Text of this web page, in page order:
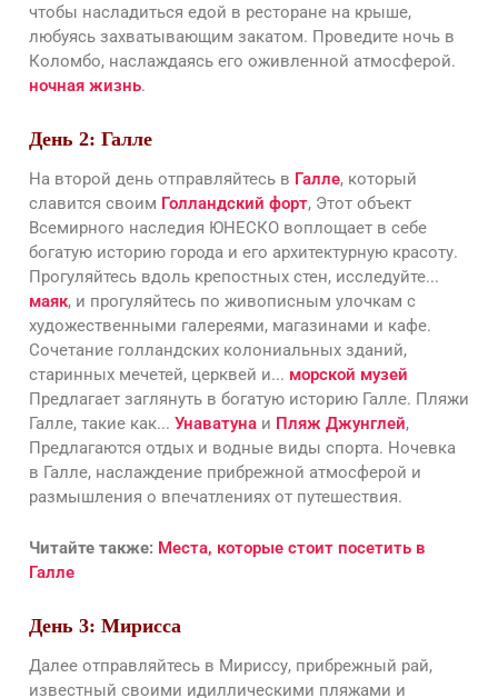
чтобы насладиться едой в ресторане на крыше,
любуясь захватывающим закатом. Проведите ночь в
Коломбо, наслаждаясь его оживленной атмосферой.
ночная жизнь.
День 2: Галле
На второй день отправляйтесь в Галле, который
славится своим Голландский форт, Этот объект
Всемирного наследия ЮНЕСКО воплощает в себе
богатую историю города и его архитектурную красоту.
Прогуляйтесь вдоль крепостных стен, исследуйте...
маяк, и прогуляйтесь по живописным улочкам с
художественными галереями, магазинами и кафе.
Сочетание голландских колониальных зданий,
старинных мечетей, церквей и... морской музей
Предлагает заглянуть в богатую историю Галле. Пляжи
Галле, такие как... Унаватуна и Пляж Джунглей,
Предлагаются отдых и водные виды спорта. Ночевка
в Галле, наслаждение прибрежной атмосферой и
размышления о впечатлениях от путешествия.
Читайте также: Места, которые стоит посетить в
Галле
День 3: Мирисса
Далее отправляйтесь в Мириссу, прибрежный рай,
известный своими идиллическими пляжами и